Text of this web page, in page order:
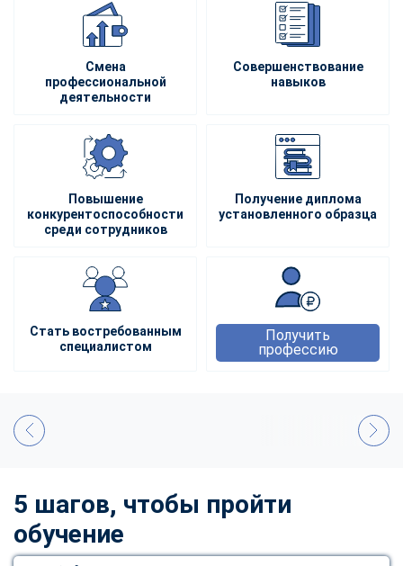
Смена
профессиональной
деятельности
Совершенствование
навыков
Повышение
конкурентоспособности
среди сотрудников
Получение диплома
установленного образца
Стать востребованным
специалистом
Получить
профессию
5 шагов, чтобы пройти
обучение